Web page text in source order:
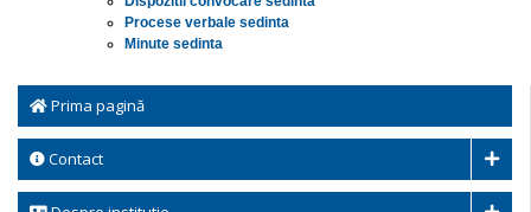
Prima pagină
Contact
Procese verbale sedinta
Minute sedinta